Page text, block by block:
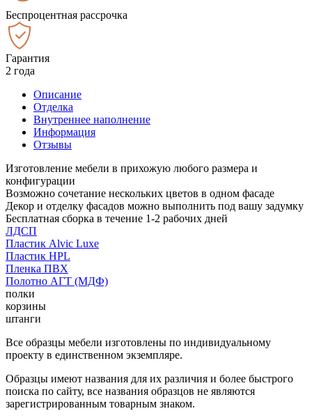
Беспроцентная рассрочка
Гарантия
2 года
Описание
Отделка
Внутреннее наполнение
Информация
Отзывы
Изготовление мебели в прихожую любого размера и
конфигурации
Возможно сочетание нескольких цветов в одном фасаде
Декор и отделку фасадов можно выполнить под вашу задумку
Бесплатная сборка в течение 1-2 рабочих дней
ЛДСП
Пластик Alvic Luxe
Пластик HPL
Пленка ПВХ
Полотно АГТ (МДФ)
полки
корзины
штанги
Все образцы мебели изготовлены по индивидуальному
проекту в единственном экземпляре.
Образцы имеют названия для их различия и более быстрого
поиска по сайту, все названия образцов не являются
зарегистрированным товарным знаком.